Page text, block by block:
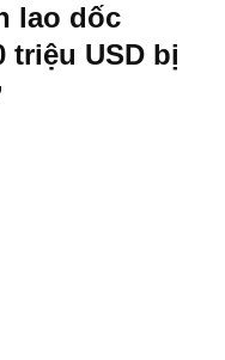
lao dốc
triệu USD bị